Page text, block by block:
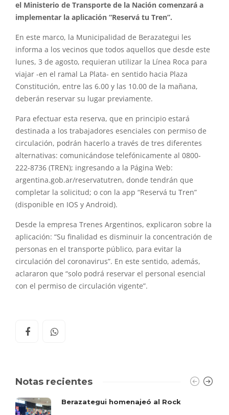
el Ministerio de Transporte de la Nación comenzará a
implementar la aplicación “Reservá tu Tren”.
En este marco, la Municipalidad de Berazategui les
informa a los vecinos que todos aquellos que desde este
lunes, 3 de agosto, requieran utilizar la Línea Roca para
viajar -en el ramal La Plata- en sentido hacia Plaza
Constitución, entre las 6.00 y las 10.00 de la mañana,
deberán reservar su lugar previamente.
Para efectuar esta reserva, que en principio estará
destinada a los trabajadores esenciales con permiso de
circulación, podrán hacerlo a través de tres diferentes
alternativas: comunicándose telefónicamente al 0800-
222-8736 (TREN); ingresando a la Página Web:
argentina.gob.ar/reservatutren, donde tendrán que
completar la solicitud; o con la app “Reservá tu Tren”
(disponible en IOS y Android).
Desde la empresa Trenes Argentinos, explicaron sobre la
aplicación: “Su finalidad es disminuir la concentración de
personas en el transporte público, para evitar la
circulación del coronavirus”. En este sentido, además,
aclararon que “solo podrá reservar el personal esencial
con el permiso de circulación vigente”.
Notas recientes
Berazategui homenajeó al Rock